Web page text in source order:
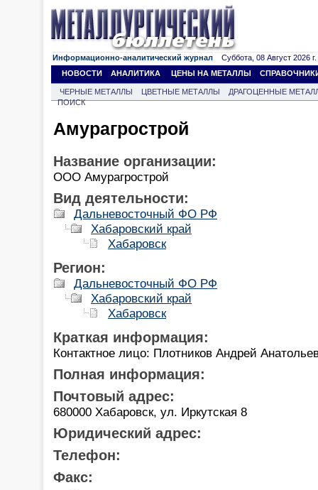
Информационно-аналитический журнал Суббота, 08 Август 2026 г.
НОВОСТИ
АНАЛИТИКА ЦЕНЫ НА МЕТАЛЛЫ
ЧЕРНЫЕ МЕТАЛЛЫ ЦВЕТНЫЕ МЕТАЛЛЫ
ДРАГОЦЕННЫЕ
ПОИСК
Амурагрострой
Название организации:
ООО Амурагрострой
Вид деятельности:
Дальневосточный ФО РФ
Хабаровский край
Хабаровск
Регион:
Дальневосточный ФО РФ
Хабаровский край
Хабаровск
Краткая информация:
Контактное лицо: Плотников Андрей
Полная информация:
Почтовый адрес:
680000 Хабаровск, ул. Иркутская 8
Юридический адрес:
Телефон:
Факс: